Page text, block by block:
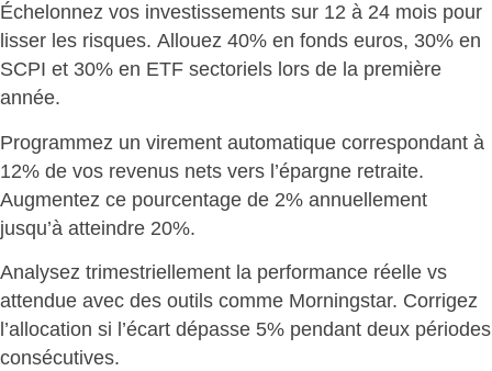
Échelonnez vos investissements sur 12 à 24 mois pour
lisser les risques. Allouez 40% en fonds euros, 30% en
SCPI et 30% en ETF sectoriels lors de la première
année.
Programmez un virement automatique correspondant à
12% de vos revenus nets vers l’épargne retraite.
Augmentez ce pourcentage de 2% annuellement
jusqu’à atteindre 20%.
Analysez trimestriellement la performance réelle vs
attendue avec des outils comme Morningstar. Corrigez
l’allocation si l’écart dépasse 5% pendant deux périodes
consécutives.